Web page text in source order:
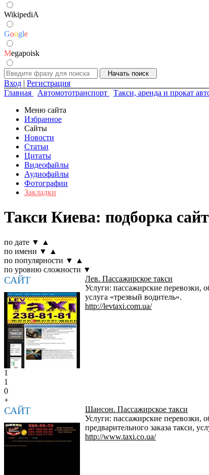
WikipediA
Google
Megapoisk
Вход | Регистрация
Главная
Автомототранспорт Такси, аренда и прокат
Меню сайта
Избранное
Сайты
Новости
Статьи
Цитаты
Видеофайлы
Аудиофайлы
Фотографии
Закладки
Такси Киева: подборка
по дате ▼
▲
по имени ▼
▲
по популярности ▼
▲
по уровню сложности ▼
САЙТ
Лев. Пассажирское такси
Услуги: пассажирские перевозки,
услуга «трезвый водитель».
http://levtaxi.com.ua/
1
1
0
+
САЙТ
Шансон. Пассажирское такси
Услуги: пассажирские перевозки,
предварительного заказа такси,
http://www.taxi.co.ua/